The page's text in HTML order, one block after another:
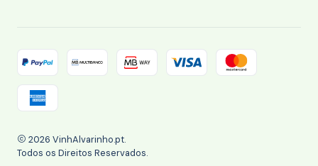
2026 VinhAlvarinho.pt.
Todos os Direitos Reservados.